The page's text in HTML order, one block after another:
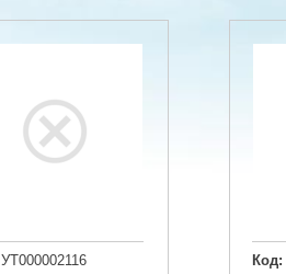
УТ000002116 Код: